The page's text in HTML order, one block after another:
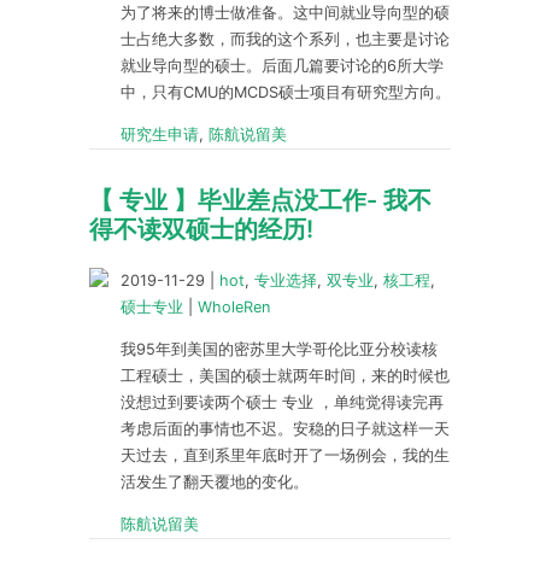
为了将来的博士做准备。这中间就业导向型的硕
士占绝大多数，而我的这个系列，也主要是讨论
就业导向型的硕士。后面几篇要讨论的6所大学
中，只有CMU的MCDS硕士项目有研究型方向。
研究生申请, 陈航说留美
【 专业 】毕业差点没工作- 我不
得不读双硕士的经历!
2019-11-29 hot, 专业选择, 双专业, 核工程,
硕士专业
WholeRen
我95年到美国的密苏里大学哥伦比亚分校读核
工程硕士，美国的硕士就两年时间，来的时候也
没想过到要读两个硕士 专业 ，单纯觉得读完再
考虑后面的事情也不迟。安稳的日子就这样一天
天过去，直到系里年底时开了一场例会，我的生
活发生了翻天覆地的变化。
陈航说留美